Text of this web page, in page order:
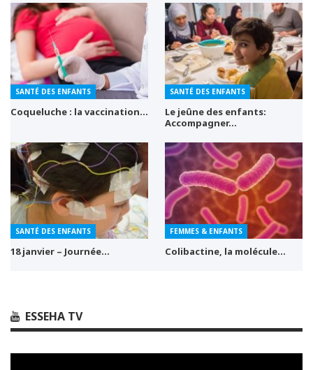
SANTÉ DES ENFANTS
Coqueluche : la vaccination…
SANTÉ DES ENFANTS
Le jeûne des enfants:
Accompagner…
SANTÉ DES ENFANTS
18 janvier – Journée…
FEMMES & ENFANTS
Colibactine, la molécule…
ESSEHA TV